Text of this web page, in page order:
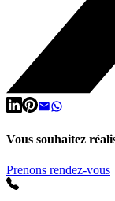
Vous souhaitez
Prenons rendez-vous